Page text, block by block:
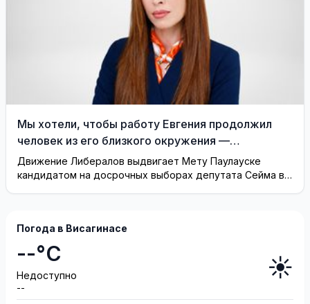
Мы хотели, чтобы работу Евгения продолжил
человек из его близкого окружения —
Висагинское отделение Либерального движения
Движение Либералов выдвигает Мету Паулауске
кандидатом на досрочных выборах депутата Сейма в
Погода в Висагинасе
--°C
Недоступно
--
☀️